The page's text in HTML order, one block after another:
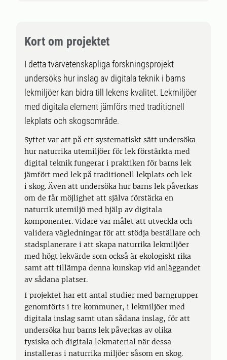
Kort om projektet
I detta tvärvetenskapliga forskningsprojekt
undersöks hur inslag av digitala teknik i barns
lekmiljöer kan bidra till lekens kvalitet. Lekmiljöer
med digitala element jämförs med traditionell
lekplats och skogsområde.
Syftet var att på ett systematiskt sätt undersöka
hur naturrika utemiljöer för lek förstärkta med
digital teknik fungerar i praktiken för barns lek
jämfört med lek på traditionell lekplats och lek
i skog. Även att undersöka hur barns lek påverkas
om de får möjlighet att själva förstärka en
naturrik utemiljö med hjälp av digitala
komponenter. Vidare var målet att utveckla och
validera vägledningar för att stödja beställare och
stadsplanerare i att skapa naturrika lekmiljöer
med högt lekvärde som också är ekologiskt rika
samt att tillämpa denna kunskap vid anläggandet
av sådana platser.
I projektet har ett antal studier med barngrupper
genomförts i tre kommuner, i lekmiljöer med
digitala inslag samt utan sådana inslag, för att
undersöka hur barns lek påverkas av olika
fysiska och digitala lekmaterial när dessa
installeras i naturrika miljöer såsom en skog.